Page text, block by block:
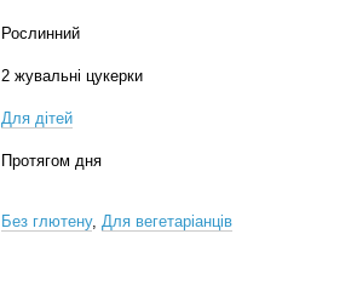
Рослинний
2 жувальні цукерки
Для дітей
Протягом дня
Без глютену, Для вегетаріанців